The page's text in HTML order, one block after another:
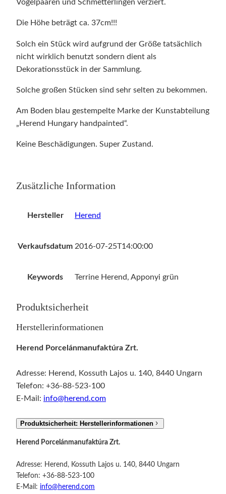
Vogelpaaren und Schmetterlingen verziert.
Die Höhe beträgt ca. 37cm!!!
Solch ein Stück wird aufgrund der Größe tatsächlich
nicht wirklich benutzt sondern dient als
Dekorationsstück in der Sammlung.
Solche großen Stücken sind sehr selten zu bekommen.
Am Boden blau gestempelte Marke der Kunstabteilung
„Herend Hungary handpainted“.
Keine Beschädigungen. Super Zustand.
Zusätzliche Information
Hersteller Herend
Verkaufsdatum 2016-07-25T14:00:00
Keywords Terrine Herend, Apponyi grün
Produktsicherheit
Herstellerinformationen
Herend Porcelánmanufaktúra Zrt.
Adresse: Herend, Kossuth Lajos u. 140, 8440 Ungarn
Telefon: +36-88-523-100
E-Mail: info@herend.com
Produktsicherheit: Herstellerinformationen
Herend Porcelánmanufaktúra Zrt.
Adresse: Herend, Kossuth Lajos u. 140, 8440 Ungarn
Telefon: +36-88-523-100
E-Mail: info@herend.com